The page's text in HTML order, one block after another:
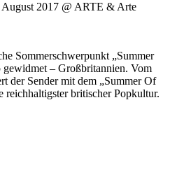
August 2017 @ ARTE & Arte
Sommerschwerpunkt „Summer
– Großbritannien. Vom
der Sender mit dem „Summer Of
reichhaltigster britischer Popkultur.